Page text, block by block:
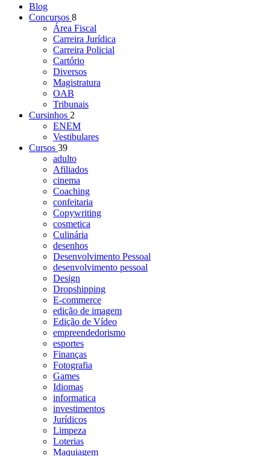
Blog
Concursos 8
Área Fiscal
Carreira Jurídica
Carreira Policial
Cartório
Diversos
Magistratura
OAB
Tribunais
Cursinhos 2
ENEM
Vestibulares
Cursos 39
adulto
Afiliados
cinema
Coaching
confeitaria
Copywriting
cosmetica
Culinária
desenhos
Desenvolvimento Pessoal
desenvolvimento pessoal
Design
Dropshipping
E-commerce
edição de imagem
Edição de Vídeo
empreendedorismo
esportes
Finanças
Fotografia
Games
Idiomas
informatica
investimentos
Jurídicos
Limpeza
Loterias
Maquiagem